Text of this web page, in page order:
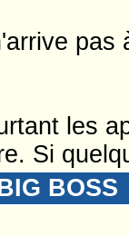
les
Si
BOSS